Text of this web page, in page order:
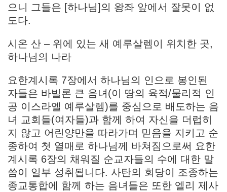
으니 그들은 [하나님]의 왕좌 앞에서 잘못이 없
도다.
시온 산 – 위에 있는 새 예루살렘이 위치한 곳,
하나님의 나라
요한계시록 7장에서 하나님의 인으로 봉인된
자들은 바빌론 큰 음녀(이 땅의 육적/물리적 인
공 이스라엘 예루살렘)를 중심으로 배도하는 음
녀 교회들(여자들)과 함께 하여 자신을 더럽히
지 않고 어린양만을 따라가며 믿음을 지키고 순
종하여 첫 열매로 하나님께 바쳐짐으로써 요한
계시록 6장의 채워질 순교자들의 수에 대한 말
씀이 일부 성취됩니다. 사탄의 회당이 조종하는
종교통합에 함께 하는 음녀들은 또한 엘리 제사